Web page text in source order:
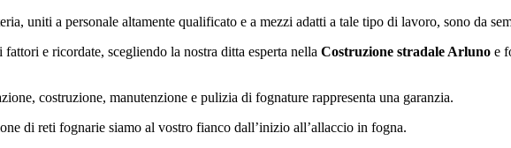
uniti a personale altamente qualificato e a mezzi adatti a tale tipo di lavoro, sono da
e ricordate, scegliendo la nostra ditta esperta nella Costruzione stradale Arluno e
costruzione, manutenzione e pulizia di fognature rappresenta una garanzia.
di reti fognarie siamo al vostro fianco dall’inizio all’allaccio in fogna.